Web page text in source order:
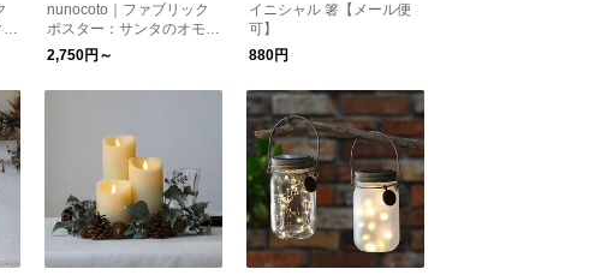
nunocoto｜ファブリック
ポスター：サンタのオモチ
ャ工房（大桃洋祐）
2,750円～
イニシャル 箸【メール便
可】
880円